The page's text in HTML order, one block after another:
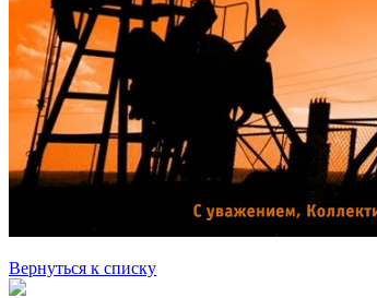
Вернуться к списку